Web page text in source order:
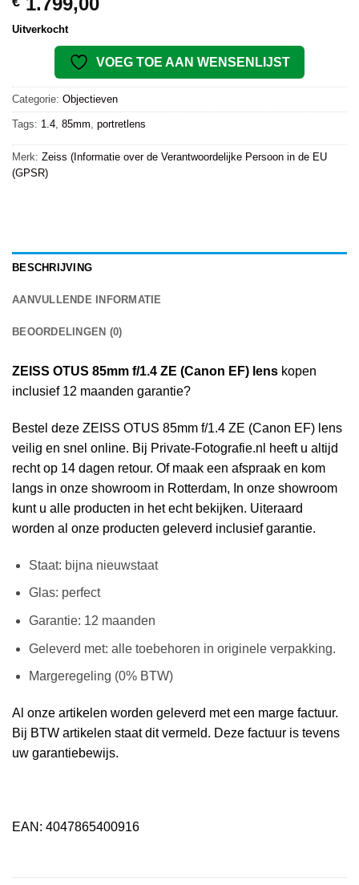
Uitverkocht
VOEG TOE AAN WENSENLIJST
Categorie: Objectieven
Tags: 1.4, 85mm, portretlens
Merk: Zeiss (Informatie over de Verantwoordelijke Persoon in de EU
(GPSR)
BESCHRIJVING
AANVULLENDE INFORMATIE
BEOORDELINGEN (0)
ZEISS OTUS 85mm f/1.4 ZE (Canon EF) lens kopen
inclusief 12 maanden garantie?
Bestel deze ZEISS OTUS 85mm f/1.4 ZE (Canon EF) lens
veilig en snel online. Bij Private-Fotografie.nl heeft u altijd
recht op 14 dagen retour. Of maak een afspraak en kom
langs in onze showroom in Rotterdam, In onze showroom
kunt u alle producten in het echt bekijken. Uiteraard
worden al onze producten geleverd inclusief garantie.
Staat: bijna nieuwstaat
Glas: perfect
Garantie: 12 maanden
Geleverd met: alle toebehoren in originele verpakking.
Margeregeling (0% BTW)
Al onze artikelen worden geleverd met een marge factuur.
Bij BTW artikelen staat dit vermeld. Deze factuur is tevens
uw garantiebewijs.
EAN: 4047865400916